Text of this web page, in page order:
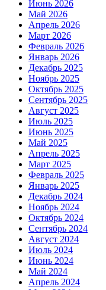
Июнь 2026
Май 2026
Апрель 2026
Март 2026
Февраль 2026
Январь 2026
Декабрь 2025
Ноябрь 2025
Октябрь 2025
Сентябрь 2025
Август 2025
Июль 2025
Июнь 2025
Май 2025
Апрель 2025
Март 2025
Февраль 2025
Январь 2025
Декабрь 2024
Ноябрь 2024
Октябрь 2024
Сентябрь 2024
Август 2024
Июль 2024
Июнь 2024
Май 2024
Апрель 2024